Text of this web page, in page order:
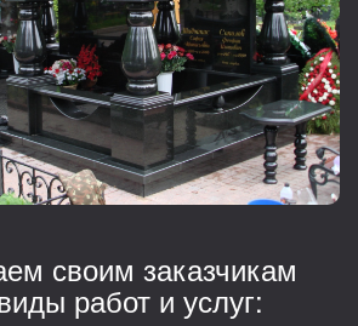
своим заказчикам
работ и услуг: